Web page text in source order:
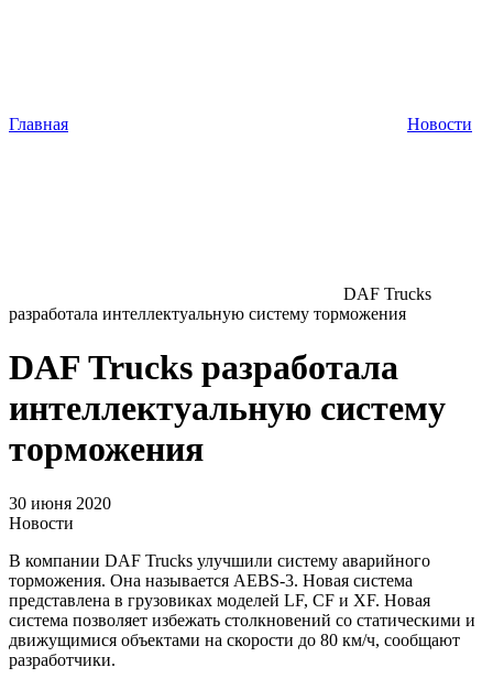
Главная Новости
DAF Trucks
разработала интеллектуальную систему торможения
DAF Trucks разработала
интеллектуальную систему
торможения
30 июня 2020
Новости
В компании DAF Trucks улучшили систему аварийного
торможения. Она называется AEBS-3. Новая система
представлена в грузовиках моделей LF, CF и XF. Новая
система позволяет избежать столкновений со статическими и
движущимися объектами на скорости до 80 км/ч, сообщают
разработчики.